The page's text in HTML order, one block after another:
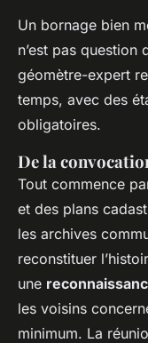
Un bornage bien
n’est pas
géomètre-expert
temps, avec des
obligatoires.
De la
Tout commence
et des plans
les archives
reconstituer
une
les voisins
minimum. La